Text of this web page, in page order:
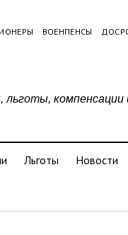
ВОЕНПЕНСЫ
компенсации
Льготы Новости